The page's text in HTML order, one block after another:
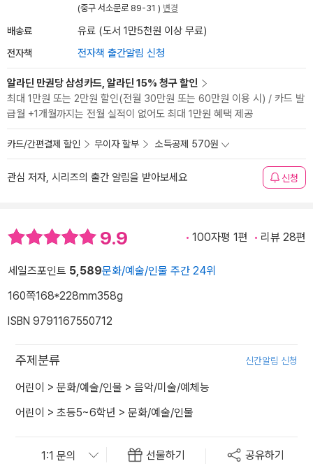
(중구 서소문로 89-31 ) 변경
배송료 유료 (도서 1만5천원 이상 무료)
전자책 전자책 출간알림 신청
알라딘 만권당 삼성카드, 알라딘 15% 청구 할인
최대 1만원 또는 2만원 할인(전월 30만원 또는 60만원 이용 시) / 카드 발
급월 +1개월까지는 전월 실적이 없어도 최대 1만원 혜택 제공
카드/간편결제 할인 무이자 할부 소득공제 570원
관심 저자, 시리즈의 출간 알림을 받아보세요 신청
9.9 100자평 1편 리뷰 28편
세일즈포인트 5,589문화/예술/인물 주간 24위
160쪽168*228mm358g
ISBN 9791167550712
주제분류 신간알림 신청
어린이 > 문화/예술/인물 > 음악/미술/예체능
어린이 > 초등5~6학년 > 문화/예술/인물
선물하기 공유하기